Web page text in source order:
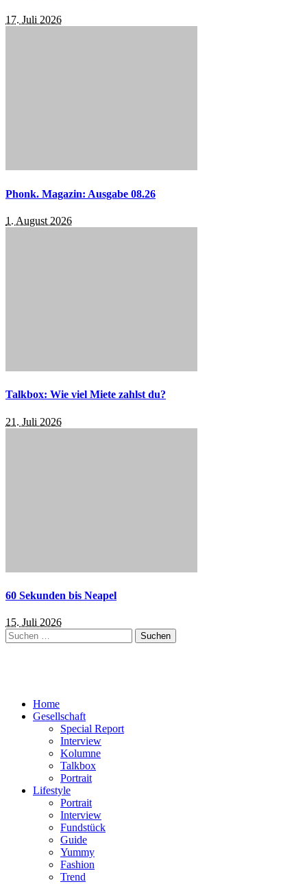
17. Juli 2026
Phonk. Magazin: Ausgabe 08.26
1. August 2026
Talkbox: Wie viel Miete zahlst du?
21. Juli 2026
60 Sekunden bis Neapel
15. Juli 2026
Suchen
nach:
Home
Gesellschaft
Special Report
Interview
Kolumne
Talkbox
Portrait
Lifestyle
Portrait
Interview
Fundstück
Guide
Yummy
Fashion
Trend